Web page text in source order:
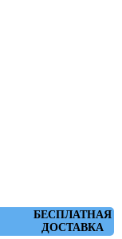
БЕСПЛАТНАЯ
ДОСТАВКА